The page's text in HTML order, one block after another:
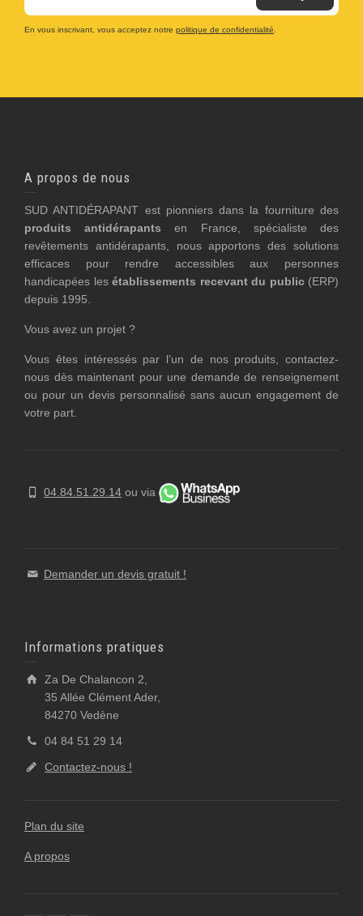
En vous inscrivant, vous acceptez notre politique de confidentialité.
A propos de nous
SUD ANTIDÉRAPANT est pionniers dans la fourniture des
produits antidérapants en France, spécialiste des
revêtements antidérapants, nous apportons des solutions
efficaces pour rendre accessibles aux personnes
handicapées les établissements recevant du public(ERP)
depuis 1995.
Vous avez un projet ?
Vous êtes intéressés par l’un de nos produits, contactez-
nous dès maintenant pour une demande de renseignement
ou pour un devis personnalisé sans aucun engagement de
votre part.
04.84.51.29.14 ou via
Demander un devis gratuit !
Informations pratiques
Za De Chalancon 2,
35 Allée Clément Ader,
84270 Vedène
04 84 51 29 14
Contactez-nous !
Plan du site
A propos